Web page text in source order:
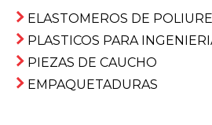
ELASTOMEROS DE
PLASTICOS PARA
PIEZAS DE CAUCHO
EMPAQUETADURAS